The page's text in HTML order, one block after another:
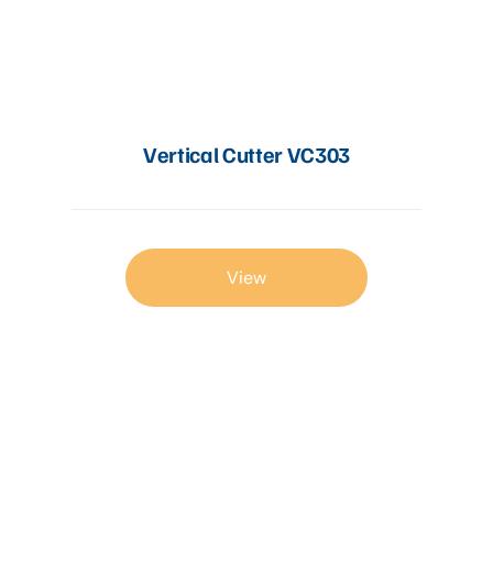
Vertical Cutter VC303
View